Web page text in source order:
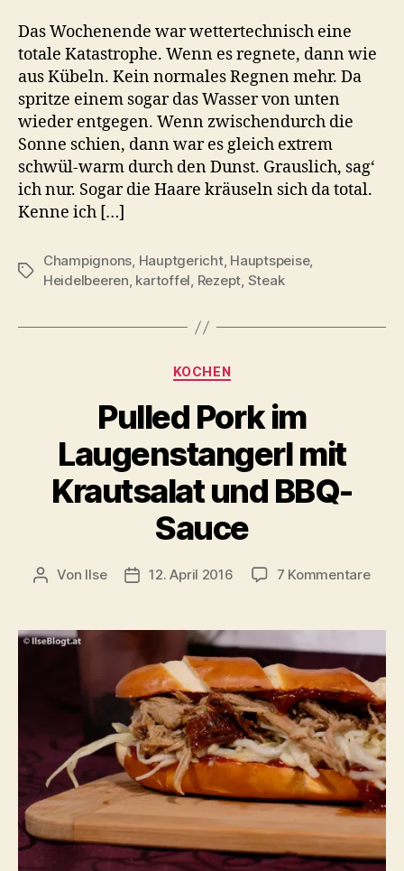
Das Wochenende war wettertechnisch eine
totale Katastrophe. Wenn es regnete, dann wie
aus Kübeln. Kein normales Regnen mehr. Da
spritze einem sogar das Wasser von unten
wieder entgegen. Wenn zwischendurch die
Sonne schien, dann war es gleich extrem
schwül-warm durch den Dunst. Grauslich, sag‘
ich nur. Sogar die Haare kräuseln sich da total.
Kenne ich […]
Schlagwörter
Champignons, Hauptgericht, Hauptspeise,
Heidelbeeren, kartoffel, Rezept, Steak
Kategorien
KOCHEN
Pulled Pork im
Laugenstangerl mit
Krautsalat und BBQ-
Sauce
Beitragsautor
Von Ilse Beitragsdatum
12. April 2016 7 Kommentarezu
im
mit
und
BBQ-